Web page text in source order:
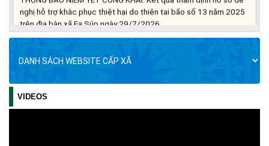
nghị hỗ trợ khắc phục thiệt hại do thiên tai bão số 13 năm 2025
trên địa bàn xã Ea Súp ngày 29/7/2026
(31/07/2026)
THÔNG BÁO: Về việc tổ chức khám sức khỏe định kỳ, khám
sàng lọc cho Nhân dân năm 2026
VIDEOS